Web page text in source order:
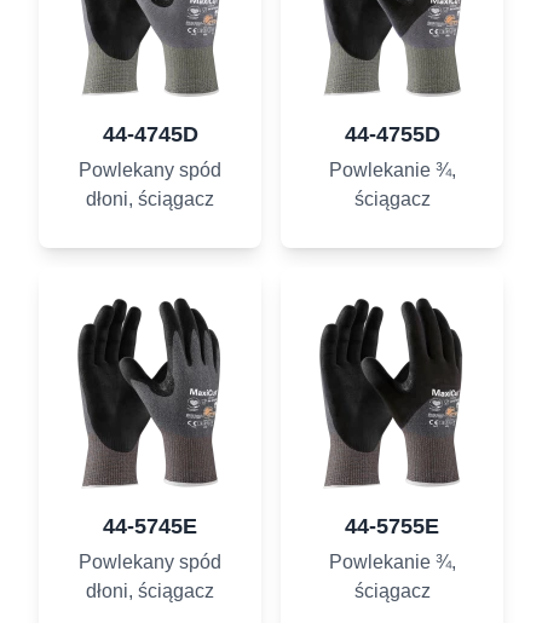
44-4745D
Powlekany spód
dłoni, ściągacz
44-4755D
Powlekanie ¾,
ściągacz
44-5745E
Powlekany spód
dłoni, ściągacz
44-5755E
Powlekanie ¾,
ściągacz